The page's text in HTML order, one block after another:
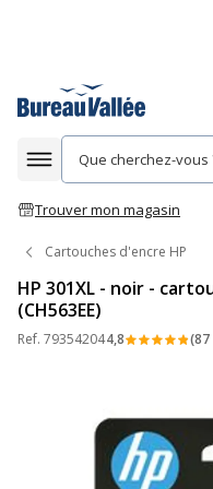
Afficher la navigation
Trouver mon magasin
Cartouches d'encre HP
HP 301XL - noir -
(CH563EE)
Ref. 793542044,8 (87